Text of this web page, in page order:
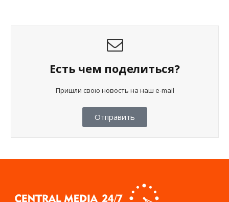
Есть чем поделиться?
Пришли свою новость на наш e-mail
Отправить